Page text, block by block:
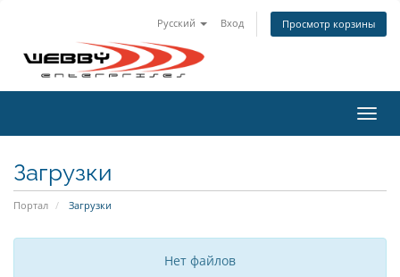
Русский Вход Просмотр корзины
Загрузки
Портал Загрузки
Нет файлов